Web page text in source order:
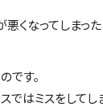
くなってしまっ
です。
ではミスをして